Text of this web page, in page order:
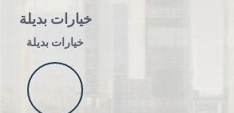
خيارات بديلة
خيارات بديلة